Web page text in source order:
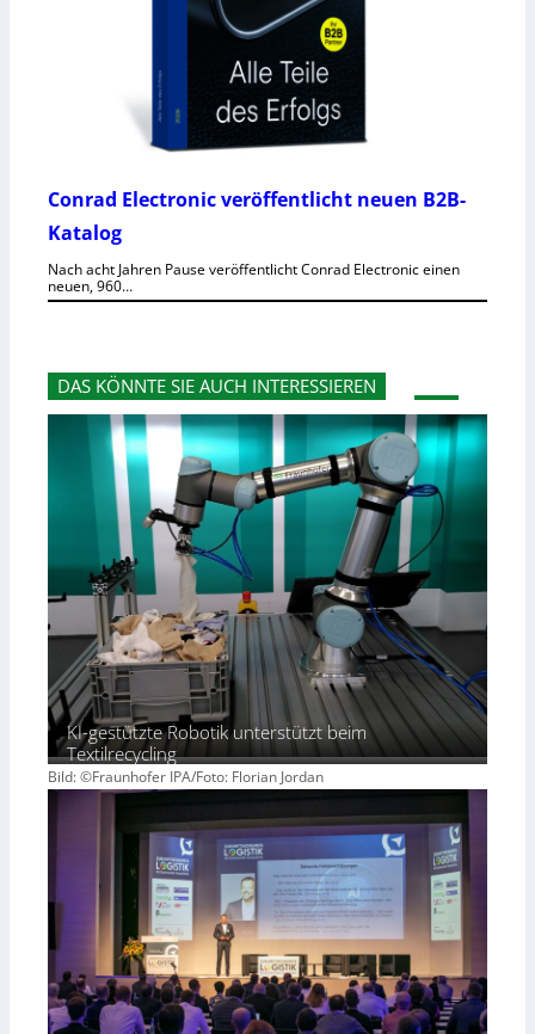
Conrad Electronic veröffentlicht neuen B2B-
Katalog
Nach acht Jahren Pause veröffentlicht Conrad Electronic einen
neuen, 960…
DAS KÖNNTE SIE AUCH INTERESSIEREN
KI-gestützte Robotik unterstützt beim
Textilrecycling
Bild: ©Fraunhofer IPA/Foto: Florian Jordan